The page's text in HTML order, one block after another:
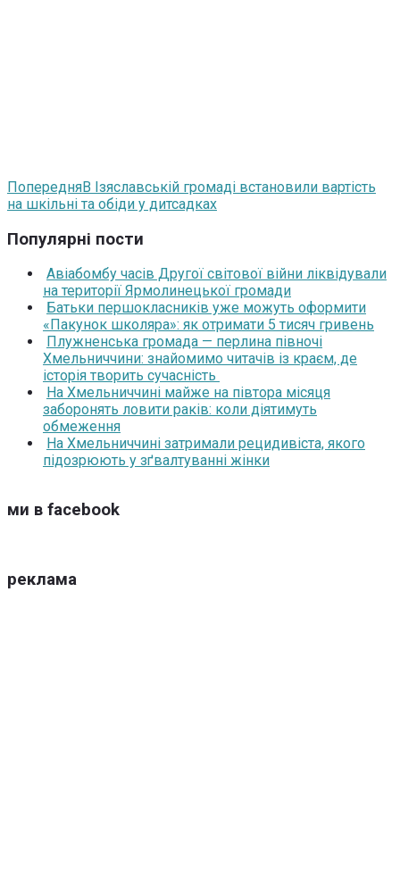
ПопередняВ Ізяславській громаді встановили вартість
на шкільні та обіди у дитсадках
Популярні пости
Авіабомбу часів Другої світової війни ліквідували
на території Ярмолинецької громади
Батьки першокласників уже можуть оформити
«Пакунок школяра»: як отримати 5 тисяч гривень
Плужненська громада — перлина півночі
Хмельниччини: знайомимо читачів із краєм, де
історія творить сучасність
На Хмельниччині майже на півтора місяця
заборонять ловити раків: коли діятимуть
обмеження
На Хмельниччині затримали рецидивіста, якого
підозрюють у зґвалтуванні жінки
ми в facebook
реклама